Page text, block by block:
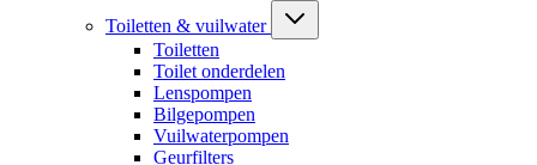
Toiletten & vuilwater
Toiletten
Toilet onderdelen
Lenspompen
Bilgepompen
Vuilwaterpompen
Geurfilters